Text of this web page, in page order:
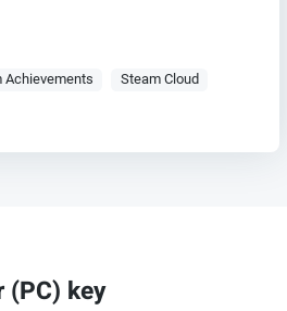
Achievements
Steam Cloud
(PC) key